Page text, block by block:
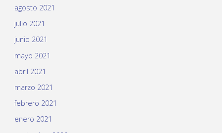
agosto 2021
julio 2021
junio 2021
mayo 2021
abril 2021
marzo 2021
febrero 2021
enero 2021